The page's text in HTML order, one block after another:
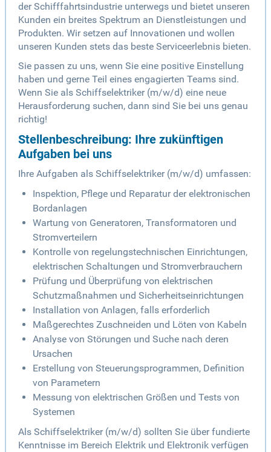
der Schifffahrtsindustrie unterwegs und bietet unseren
Kunden ein breites Spektrum an Dienstleistungen und
Produkten. Wir setzen auf Innovationen und wollen
unseren Kunden stets das beste Serviceerlebnis bieten.
Sie passen zu uns, wenn Sie eine positive Einstellung
haben und gerne Teil eines engagierten Teams sind.
Wenn Sie als Schiffselektriker (m/w/d) eine neue
Herausforderung suchen, dann sind Sie bei uns genau
richtig!
Stellenbeschreibung: Ihre zukünftigen
Aufgaben bei uns
Ihre Aufgaben als Schiffselektriker (m/w/d) umfassen:
Inspektion, Pflege und Reparatur der elektronischen
Bordanlagen
Wartung von Generatoren, Transformatoren und
Stromverteilern
Kontrolle von regelungstechnischen Einrichtungen,
elektrischen Schaltungen und Stromverbrauchern
Prüfung und Überprüfung von elektrischen
Schutzmaßnahmen und Sicherheitseinrichtungen
Installation von Anlagen, falls erforderlich
Maßgerechtes Zuschneiden und Löten von Kabeln
Analyse von Störungen und Suche nach deren
Ursachen
Erstellung von Steuerungsprogrammen, Definition
von Parametern
Messung von elektrischen Größen und Tests von
Systemen
Als Schiffselektriker (m/w/d) sollten Sie über fundierte
Kenntnisse im Bereich Elektrik und Elektronik verfügen